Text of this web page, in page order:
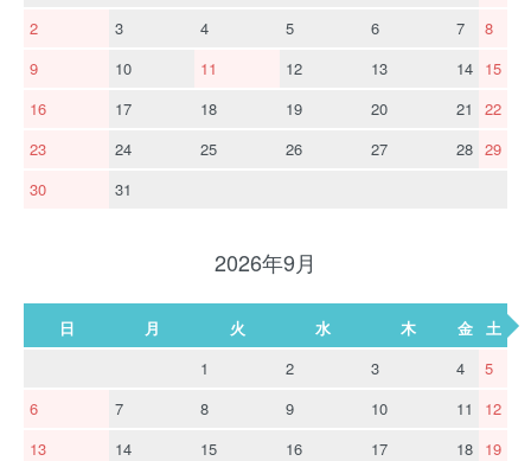
2
3 4 5 6 7
8
9
10 11 12 13 14 15
16
17 18 19 20 21
22
23
24 25 26 27 28 29
30
31
2026年9月
日 月 火 水 木 金
土
1
2 3 4
5
6
7 8 9 10 11
12
13
14 15 16 17 18 19